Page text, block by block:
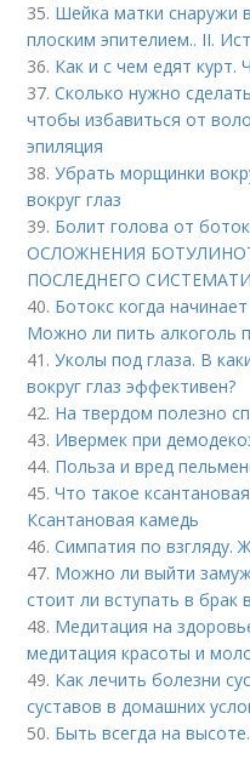
35. Шейка матки снаружи
плоским эпителием.. II.
36. Как и с чем едят курт.
37.Сколько нужно
чтобы избавиться от
эпиляция
38.Убрать морщинки
вокруг глаз
39. Болит голова от
ОСЛОЖНЕНИЯ
ПОСЛЕДНЕГО
40. Ботокс когда
Можно ли пить алкоголь
41.Уколы под глаза. В
вокруг глаз эффективен?
42. На твердом полезно
43. Ивермек при
44. Польза и вред
45.Что такое
Ксантановая камедь
46.Симпатия по взгляду.
47. Можно ли выйти
стоит ли вступать в брак
48. Медитация на
медитация красоты и
49. Как лечить болезни
суставов в домашних
50. Быть всегда на